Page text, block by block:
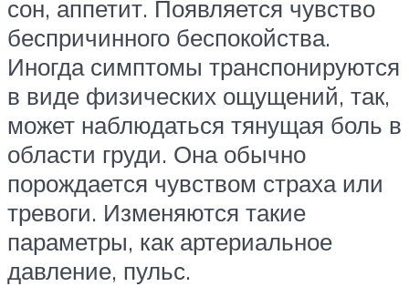
сон, аппетит. Появляется чувство
беспричинного беспокойства.
Иногда симптомы транспонируются
в виде физических ощущений, так,
может наблюдаться тянущая боль в
области груди. Она обычно
порождается чувством страха или
тревоги. Изменяются такие
параметры, как артериальное
давление, пульс.